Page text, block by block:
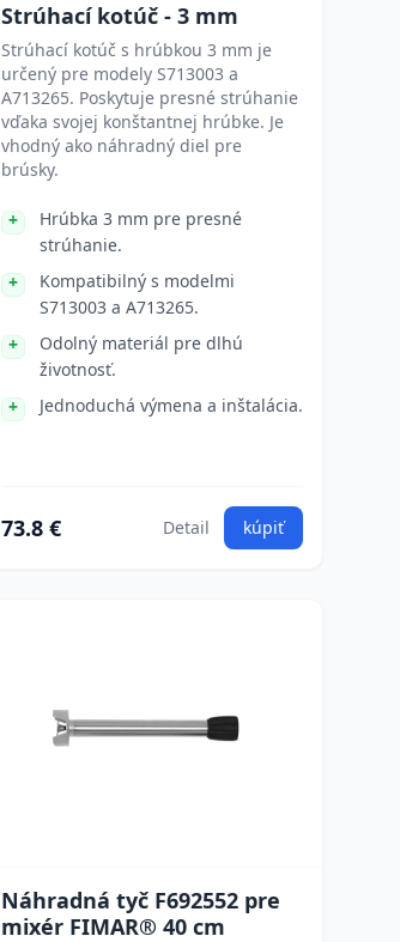
Strúhací kotúč - 3 mm
Strúhací kotúč s hrúbkou 3 mm je
určený pre modely S713003 a
A713265. Poskytuje presné strúhanie
vďaka svojej konštantnej hrúbke. Je
vhodný ako náhradný diel pre
brúsky.
Hrúbka 3 mm pre presné
strúhanie.
Kompatibilný s modelmi
S713003 a A713265.
Odolný materiál pre dlhú
životnosť.
Jednoduchá výmena a inštalácia.
73.8 € Detail kúpiť
Náhradná tyč F692552 pre
mixér FIMAR® 40 cm